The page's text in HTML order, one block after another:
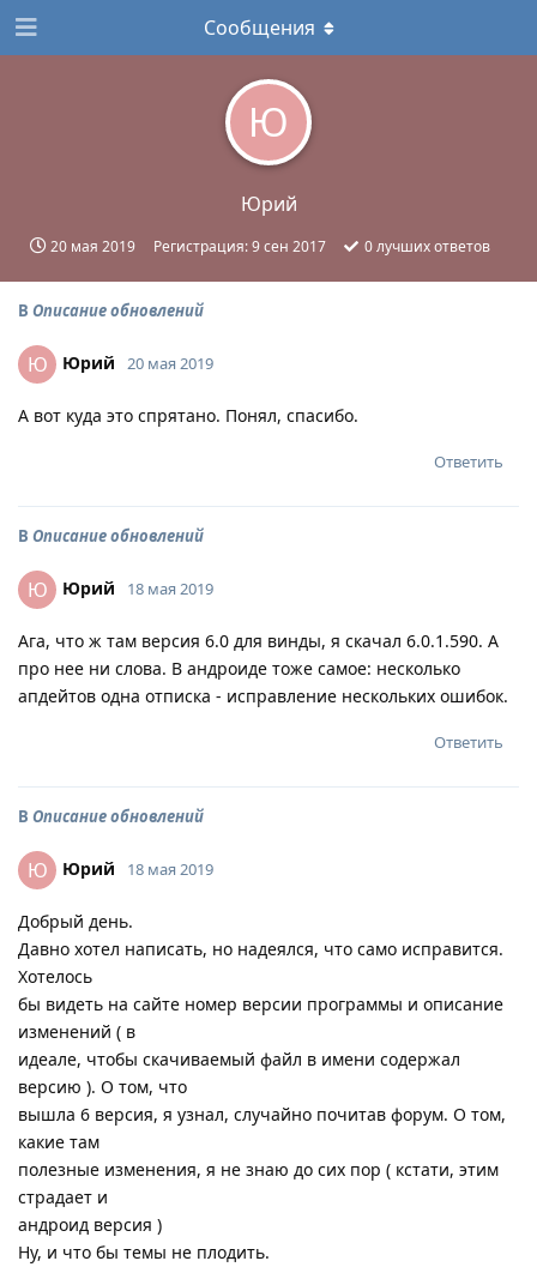
Ю
Юрий
20 мая 2019 Регистрация:9 сен 2017 0лучших ответов
Сообщения
В Описание обновлений
Ю Юрий 20 мая 2019
А вот куда это спрятано. Понял, спасибо.
Ответить
В Описание обновлений
Ю Юрий 18 мая 2019
Ага, что ж там версия 6.0 для винды, я скачал 6.0.1.590. А
про нее ни слова. В андроиде тоже самое: несколько
апдейтов одна отписка - исправление нескольких ошибок.
Ответить
В Описание обновлений
Ю Юрий 18 мая 2019
Добрый день.
Давно хотел написать, но надеялся, что само исправится.
Хотелось
бы видеть на сайте номер версии программы и описание
изменений ( в
идеале, чтобы скачиваемый файл в имени содержал
версию ). О том, что
вышла 6 версия, я узнал, случайно почитав форум. О том,
какие там
полезные изменения, я не знаю до сих пор ( кстати, этим
страдает и
андроид версия )
Ну, и что бы темы не плодить.